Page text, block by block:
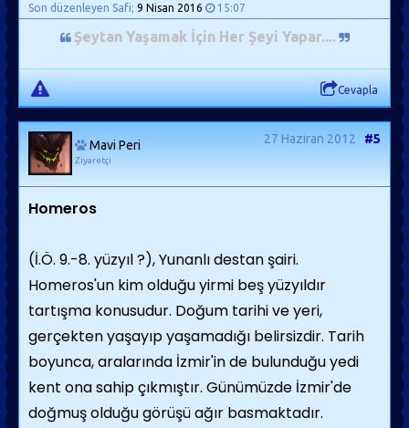
Son düzenleyen Safi; 9 Nisan 2016 15:07
Şeytan Yaşamak İçin Her Şeyi Yapar....
Cevapla
Mavi Peri
Ziyaretçi
27 Haziran 2012 #5
Homeros
(İ.Ö. 9.-8. yüzyıl ?), Yunanlı destan şairi.
Homeros'un kim olduğu yirmi beş yüzyıldır
tartışma konusudur. Doğum tarihi ve yeri,
gerçekten yaşayıp yaşamadığı belirsizdir. Tarih
boyunca, aralarında İzmir'in de bulunduğu yedi
kent ona sahip çıkmıştır. Günümüzde İzmir'de
doğmuş olduğu görüşü ağır basmaktadır.